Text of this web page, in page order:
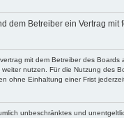
dem Betreiber ein Vertrag
mit dem Betreiber des
nutzen. Für die Nutzung des
ohne Einhaltung einer Frist
unbeschränktes und